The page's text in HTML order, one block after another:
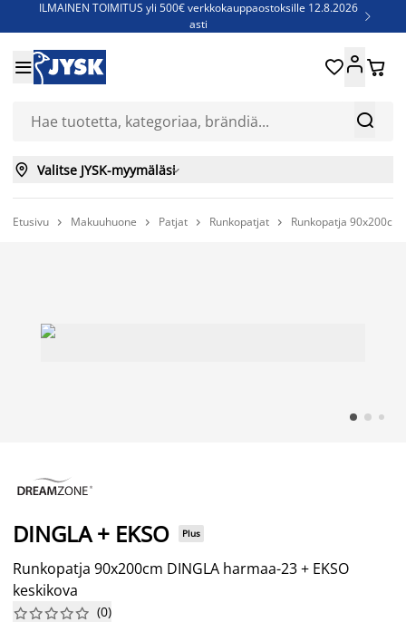
ILMAINEN TOIMITUS yli 500€ verkkokauppaostoksille 12.8.2026
asti

Jenkkisänkyjä - Säästä jopa 60%


 
 Valitse JYSK-myymäläsi
Etusivu  Makuuhuone  Patjat  Runkopatjat  Runkopatja 90x200cm
DINGLA + EKSO Plus
Runkopatja 90x200cm DINGLA harmaa-23 + EKSO
keskikova





 (0)